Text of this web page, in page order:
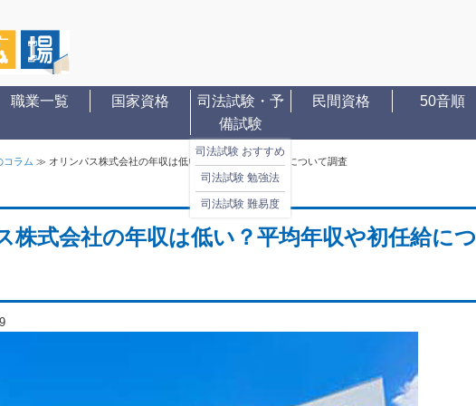
職業一覧 国家資格
司法試験・予
備試験
司法試験 おすすめ
司法試験 勉強法
司法試験 難易度
民間資格 50音順
コラム ≫ オリンパス株式会社の年収は低い？平均年収や初任給について調査
株式会社の年収は低い？平均年収や初任給につ